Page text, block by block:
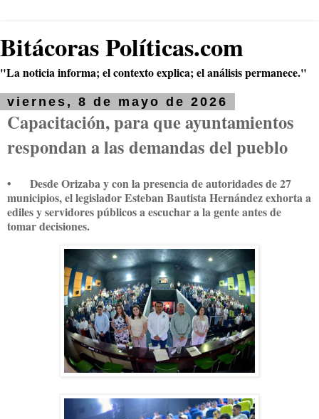
Bitácoras Políticas.com
"La noticia informa; el contexto explica; el análisis permanece."
viernes, 8 de mayo de 2026
Capacitación, para que ayuntamientos
respondan a las demandas del pueblo
•
Desde Orizaba y con la presencia de autoridades de 27
municipios, el legislador Esteban Bautista Hernández exhorta a
ediles y servidores públicos a escuchar a la gente antes de
tomar decisiones.